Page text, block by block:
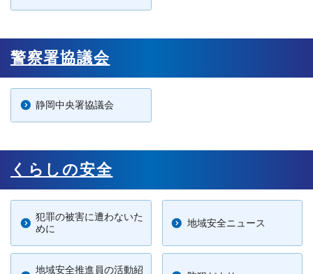
警察署協議会
静岡中央署協議会
くらしの安全
犯罪の被害に遭わないた
めに
地域安全ニュース
地域安全推進員の活動紹